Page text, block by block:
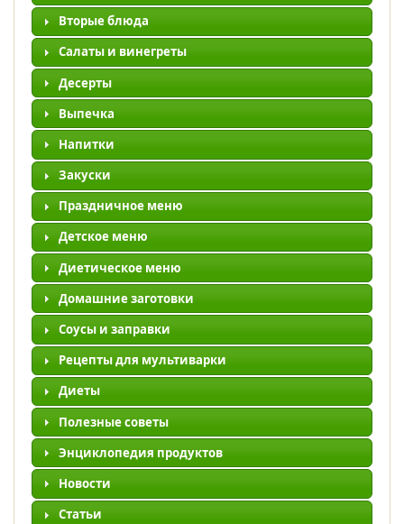
Вторые блюда
Салаты и винегреты
Десерты
Выпечка
Напитки
Закуски
Праздничное меню
Детское меню
Диетическое меню
Домашние заготовки
Соусы и заправки
Рецепты для мультиварки
Диеты
Полезные советы
Энциклопедия продуктов
Новости
Статьи